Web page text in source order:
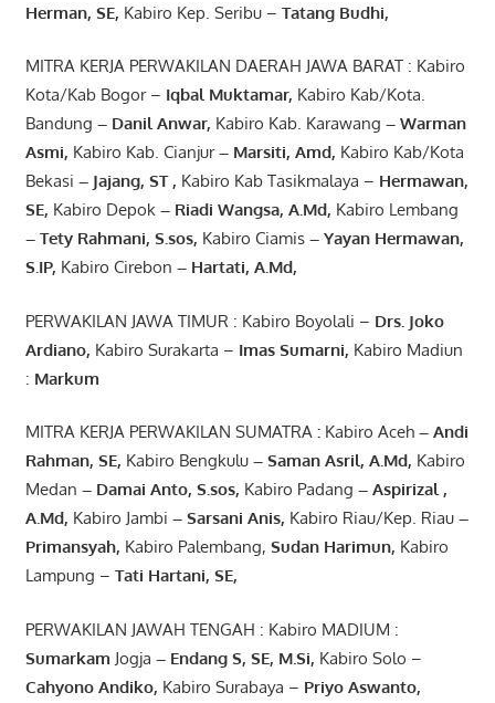
Herman, SE, Kabiro Kep. Seribu – Tatang Budhi,
MITRA KERJA PERWAKILAN DAERAH JAWA BARAT : Kabiro
Kota/Kab Bogor – Iqbal Muktamar, Kabiro Kab/Kota.
Bandung – Danil Anwar, Kabiro Kab. Karawang –Warman
Asmi, Kabiro Kab. Cianjur– Marsiti, Amd, Kabiro Kab/Kota
Bekasi – Jajang, ST , Kabiro Kab Tasikmalaya – Hermawan,
SE, Kabiro Depok– Riadi Wangsa, A.Md, Kabiro Lembang
– Tety Rahmani, S.sos, Kabiro Ciamis– Yayan Hermawan,
S.IP, Kabiro Cirebon – Hartati, A.Md,
PERWAKILAN JAWA TIMUR : Kabiro Boyolali – Drs. Joko
Ardiano, Kabiro Surakarta – Imas Sumarni, Kabiro Madiun
: Markum
MITRA KERJA PERWAKILAN SUMATRA :Kabiro Aceh– Andi
Rahman, SE, Kabiro Bengkulu– Saman Asril, A.Md, Kabiro
Medan – Damai Anto, S.sos, Kabiro Padang – Aspirizal ,
A.Md, Kabiro Jambi – Sarsani Anis, Kabiro Riau/Kep. Riau–
Primansyah, Kabiro Palembang, Sudan Harimun, Kabiro
Lampung – Tati Hartani, SE,
PERWAKILAN JAWAH TENGAH : Kabiro MADIUM :
Sumarkam Jogja – EndangS, SE, M.Si, Kabiro Solo –
Cahyono Andiko, Kabiro Surabaya – Priyo Aswanto,